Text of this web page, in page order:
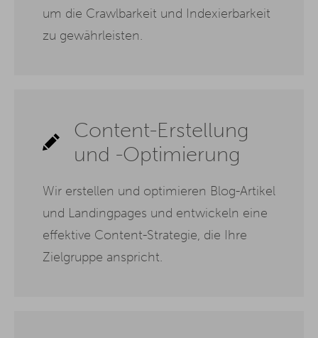
um die Crawlbarkeit und Indexierbarkeit
zu gewährleisten.
Content-Erstellung
und -Optimierung
Wir erstellen und optimieren Blog-Artikel
und Landingpages und entwickeln eine
effektive Content-Strategie, die Ihre
Zielgruppe anspricht.